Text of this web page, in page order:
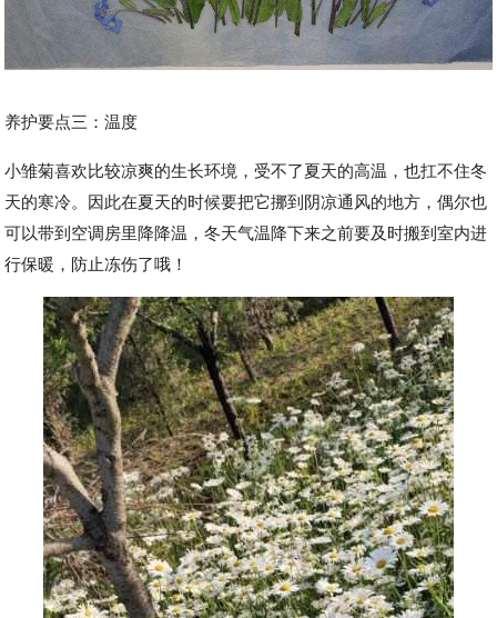
养护要点三：温度
小雏菊喜欢比较凉爽的生长环境，受不了夏天的高温，也扛不住冬
天的寒冷。因此在夏天的时候要把它挪到阴凉通风的地方，偶尔也
可以带到空调房里降降温，冬天气温降下来之前要及时搬到室内进
行保暖，防止冻伤了哦！